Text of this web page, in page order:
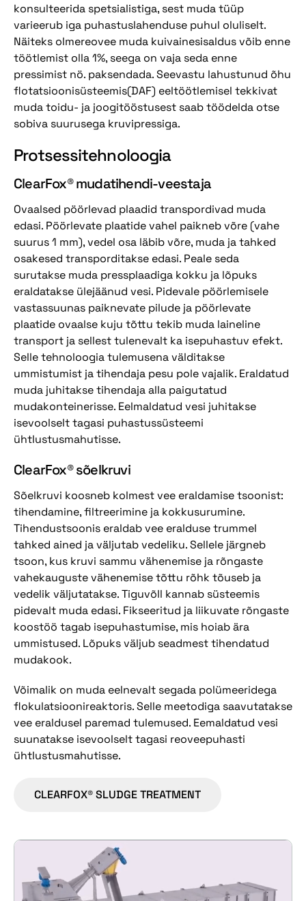
konsulteerida spetsialistiga, sest muda tüüp
varieerub iga puhastuslahenduse puhul oluliselt.
Näiteks olmereovee muda kuivainesisaldus võib enne
töötlemist olla 1%, seega on vaja seda enne
pressimist nö. paksendada. Seevastu lahustunud õhu
flotatsioonisüsteemis(DAF) eeltöötlemisel tekkivat
muda toidu- ja joogitööstusest saab töödelda otse
sobiva suurusega kruvipressiga.
Protsessitehnoloogia
ClearFox® mudatihendi-veestaja
Ovaalsed pöörlevad plaadid transpordivad muda
edasi. Pöörlevate plaatide vahel paikneb võre (vahe
suurus 1 mm), vedel osa läbib võre, muda ja tahked
osakesed transporditakse edasi. Peale seda
surutakse muda pressplaadiga kokku ja lõpuks
eraldatakse ülejäänud vesi. Pidevale pöörlemisele
vastassuunas paiknevate pilude ja pöörlevate
plaatide ovaalse kuju tõttu tekib muda laineline
transport ja sellest tulenevalt ka isepuhastuv efekt.
Selle tehnoloogia tulemusena välditakse
ummistumist ja tihendaja pesu pole vajalik. Eraldatud
muda juhitakse tihendaja alla paigutatud
mudakonteinerisse. Eelmaldatud vesi juhitakse
isevoolselt tagasi puhastussüsteemi
ühtlustusmahutisse.
ClearFox® sõelkruvi
Sõelkruvi koosneb kolmest vee eraldamise tsoonist:
tihendamine, filtreerimine ja kokkusurumine.
Tihendustsoonis eraldab vee eralduse trummel
tahked ained ja väljutab vedeliku. Sellele järgneb
tsoon, kus kruvi sammu vähenemise ja rõngaste
vahekauguste vähenemise tõttu rõhk tõuseb ja
vedelik väljutatakse. Tiguvõll kannab süsteemis
pidevalt muda edasi. Fikseeritud ja liikuvate rõngaste
koostöö tagab isepuhastumise, mis hoiab ära
ummistused. Lõpuks väljub seadmest tihendatud
mudakook.
Võimalik on muda eelnevalt segada polümeeridega
flokulatsioonireaktoris. Selle meetodiga saavutatakse
vee eraldusel paremad tulemused. Eemaldatud vesi
suunatakse isevoolselt tagasi reoveepuhasti
ühtlustusmahutisse.
CLEARFOX® SLUDGE TREATMENT